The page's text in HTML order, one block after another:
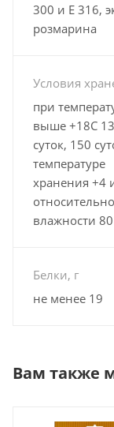
300 и Е 316,
розмарина
Условия
при
выше +18С
суток, 150
температуре
хранения +4
влажности
Белки, г
не менее 19
Вам также